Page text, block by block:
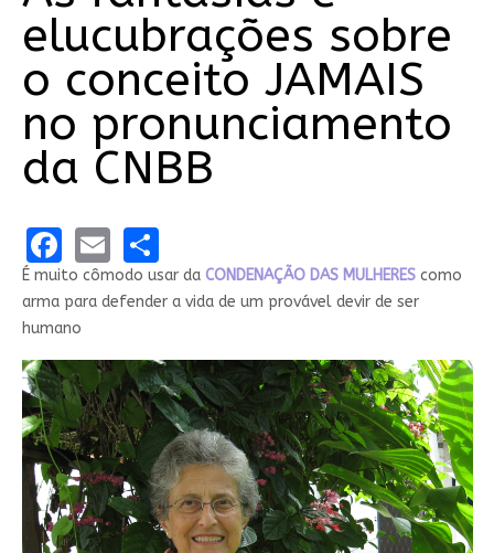
elucubrações sobre
o conceito JAMAIS
no pronunciamento
da CNBB
Facebook
EmailShare
É muito cômodo usar da CONDENAÇÃO DAS MULHEREScomo
arma para defender a vida de um provável devir de ser
humano